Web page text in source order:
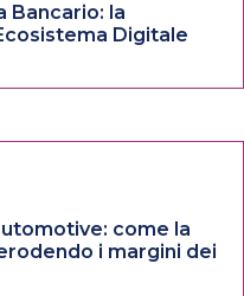
Bancario: la
Digitale
come la
i margini dei